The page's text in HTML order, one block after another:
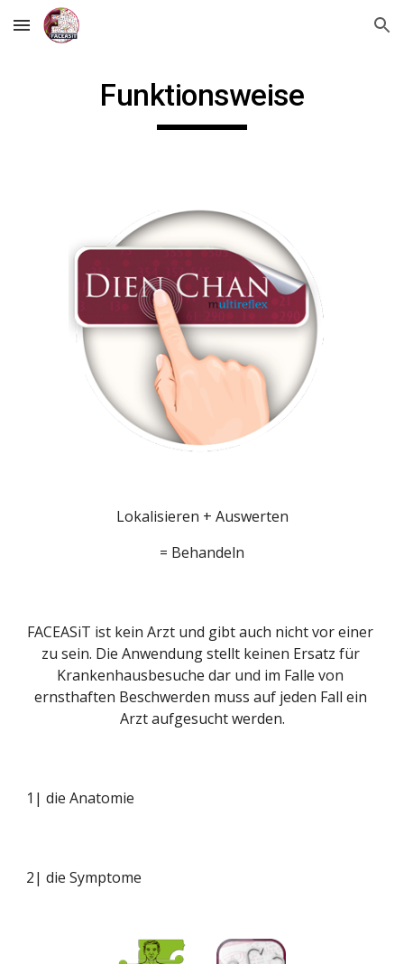
Skip to main content Skip to navigation
Funktionsweise
Lokalisieren + Auswerten
= Behandeln
FACEASiT ist kein Arzt und gibt auch nicht vor einer
zu sein. Die Anwendung stellt keinen Ersatz für
Krankenhausbesuche dar und im Falle von
ernsthaften Beschwerden muss auf jeden Fall ein
Arzt aufgesucht werden.
1| die Anatomie
2| die Symptome